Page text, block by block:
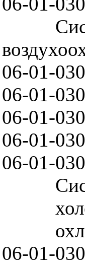
06-01-
06-01-
06-01-
06-01-
06-01-
06-01-